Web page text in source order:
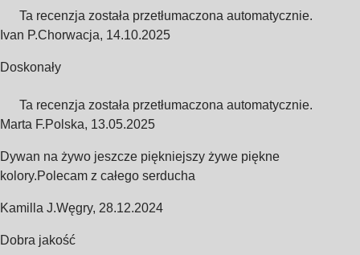
Ta recenzja została przetłumaczona automatycznie.
Ivan P.Chorwacja, 14.10.2025
Doskonały
Ta recenzja została przetłumaczona automatycznie.
Marta F.Polska, 13.05.2025
Dywan na żywo jeszcze piękniejszy żywe piękne
kolory.Polecam z całego serducha
Kamilla J.Węgry, 28.12.2024
Dobra jakość